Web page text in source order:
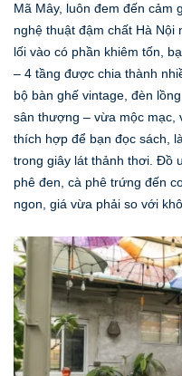
Mã Mây, luôn đem đến cảm
nghệ thuật đậm chất Hà
lối vào có phần khiêm tốn,
– 4 tầng được chia thành
bộ bàn ghế vintage, đèn
sân thượng – vừa mộc mạc,
thích hợp để bạn đọc sách,
trong giây lát thảnh thơi. Đồ
phê đen, cà phê trứng đến
ngon, giá vừa phải so với